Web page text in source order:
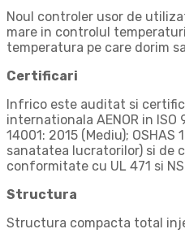
Noul controler usor de
mare in controlul
temperatura pe care dorim
Certificari
Infrico este auditat si
internationala AENOR in ISO
14001: 2015 (Mediu);
sanatatea lucratorilor) si de
conformitate cu UL 471 si
Structura
Structura compacta total